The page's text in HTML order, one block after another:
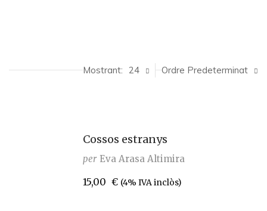
Ordre Predeterminat
Mostrant: 24
Cossos estranys
per Eva Arasa Altimira
15,00 € (4% IVA inclòs)